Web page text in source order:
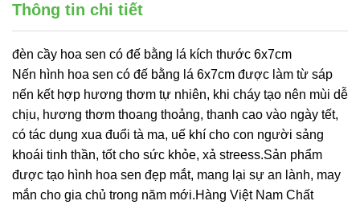
Thông tin chi tiết
đèn cầy hoa sen có đế bằng lá kích thước 6x7cm
Nến hình hoa sen có đế bằng lá 6x7cm được làm từ sáp
nến kết hợp hương thơm tự nhiên, khi cháy tạo nên mùi dễ
chịu, hương thơm thoang thoảng, thanh cao vào ngày tết,
có tác dụng xua đuổi tà ma, uế khí cho con người sảng
khoái tinh thần, tốt cho sức khỏe, xả streess.Sản phẩm
được tạo hình hoa sen đẹp mắt, mang lại sự an lành, may
mắn cho gia chủ trong năm mới.Hàng Việt Nam Chất